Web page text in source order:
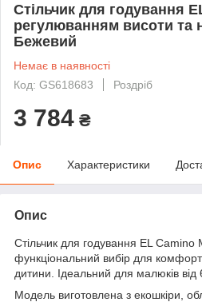
Стільчик для годування
регулюванням висоти та
Бежевий
Немає в наявності
Код: GS618683
Роздріб
3 784 ₴
Опис Характеристики
Опис
Стільчик для годування EL
функціональний вибір для
дитини. Ідеальний для малюків від
Модель виготовлена з екошкіри,